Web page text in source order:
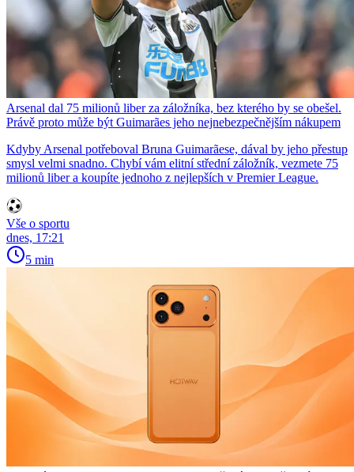
Arsenal dal 75 milionů liber za záložníka, bez kterého by se obešel.
Právě proto může být Guimarães jeho nejnebezpečnějším nákupem
Kdyby Arsenal potřeboval Bruna Guimarãese, dával by jeho přestup
smysl velmi snadno. Chybí vám elitní střední záložník, vezmete 75
milionů liber a koupíte jednoho z nejlepších v Premier League.
Vše o sportu
dnes, 17:21
5 min